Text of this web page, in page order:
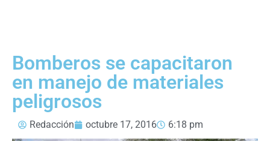
Bomberos se capacitaron
en manejo de materiales
peligrosos
Redacción octubre 17, 2016 6:18 pm